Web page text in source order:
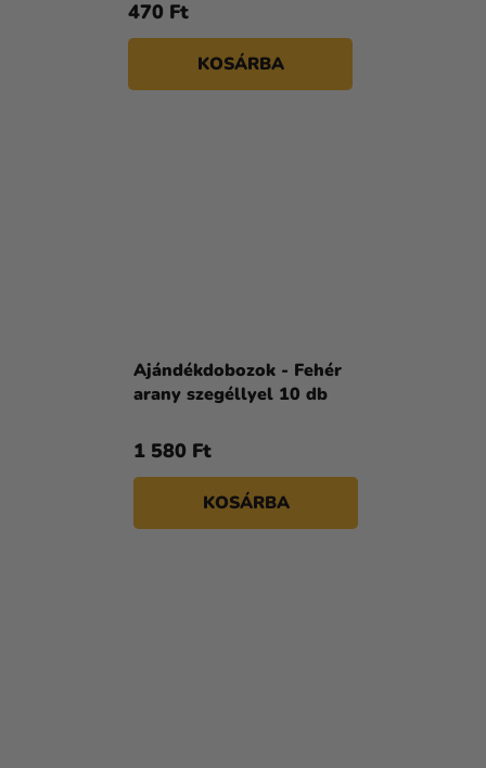
470 Ft
KOSÁRBA
Ajándékdobozok - Fehér
arany szegéllyel 10 db
1 580 Ft
KOSÁRBA